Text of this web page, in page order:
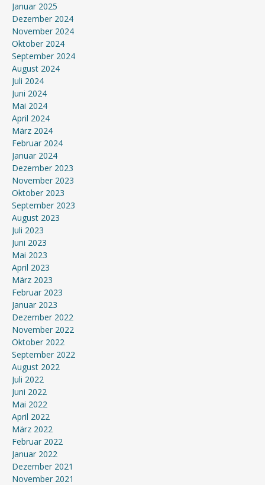
Januar 2025
Dezember 2024
November 2024
Oktober 2024
September 2024
August 2024
Juli 2024
Juni 2024
Mai 2024
April 2024
März 2024
Februar 2024
Januar 2024
Dezember 2023
November 2023
Oktober 2023
September 2023
August 2023
Juli 2023
Juni 2023
Mai 2023
April 2023
März 2023
Februar 2023
Januar 2023
Dezember 2022
November 2022
Oktober 2022
September 2022
August 2022
Juli 2022
Juni 2022
Mai 2022
April 2022
März 2022
Februar 2022
Januar 2022
Dezember 2021
November 2021